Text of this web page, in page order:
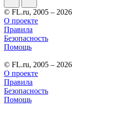
© FL.ru, 2005 – 2026
О проекте
Правила
Безопасность
Помощь
© FL.ru, 2005 – 2026
О проекте
Правила
Безопасность
Помощь